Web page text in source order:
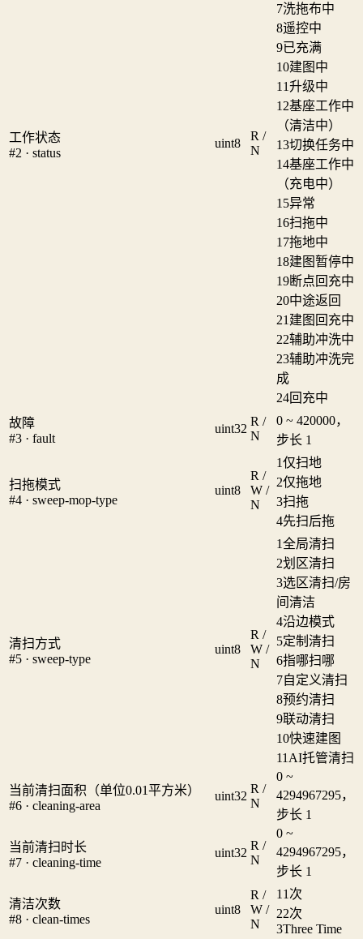
工作状态
#2 · status
uint8
R /
N
7洗拖布中
8遥控中
9已充满
10建图中
11升级中
12基座工作中
（清洁中）
13切换任务中
14基座工作中
（充电中）
15异常
16扫拖中
17拖地中
18建图暂停中
19断点回充中
20中途返回
21 建图回充中
22辅助冲洗中
23辅助冲洗完
成
24回充中
故障
#3 · fault
uint32
R /
N
0 ~ 420000，
步长 1
扫拖模式
#4 · sweep-mop-type
uint8
R /
W /
N
1仅扫地
2仅拖地
3扫拖
4先扫后拖
清扫方式
#5 · sweep-type
uint8
R /
W /
N
1全局清扫
2划区清扫
3选区清扫/房
间清洁
4沿边模式
5定制清扫
6指哪扫哪
7自定义清扫
8预约清扫
9联动清扫
10快速建图
11 AI托管清扫
当前清扫面积（单位0.01平方米）
#6 · cleaning-area
uint32
R /
N
0 ~
4294967295，
步长 1
当前清扫时长
#7 · cleaning-time
uint32
R /
N
0 ~
4294967295，
步长 1
清洁次数
#8 · clean-times
uint8
R /
W /
N
1 1次
22次
3Three Time